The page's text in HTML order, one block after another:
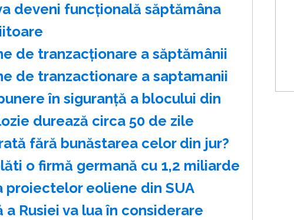
deveni funcţională săptămâna
de tranzacţionare a săptămânii
de tranzactionare a saptamanii
în siguranţă a blocului din
durează circa 50 de zile
fără bunăstarea celor din jur?
o firmă germană cu 1,2 miliarde
eoliene din SUA
Rusiei va lua în considerare